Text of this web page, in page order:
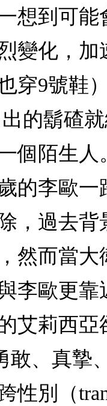
想到可
變化，
穿9號鞋
的鬍碴
個陌生
的李歐
，過去背
然而當
李歐更
艾莉西
敢、真
性別（